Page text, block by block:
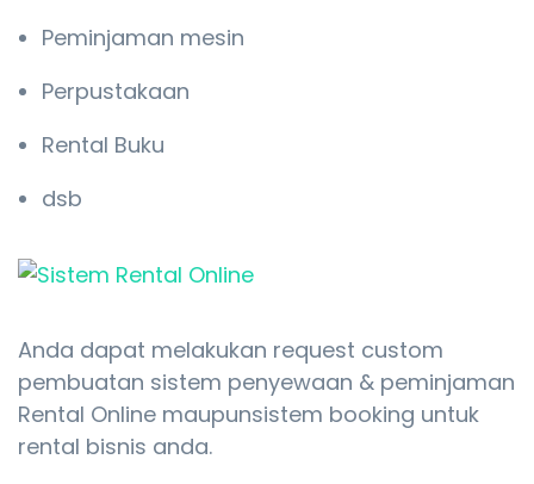
Peminjaman mesin
Perpustakaan
Rental Buku
dsb
Anda dapat melakukan request custom
pembuatan sistem penyewaan & peminjaman
Rental Online maupunsistem booking untuk
rental bisnis anda.